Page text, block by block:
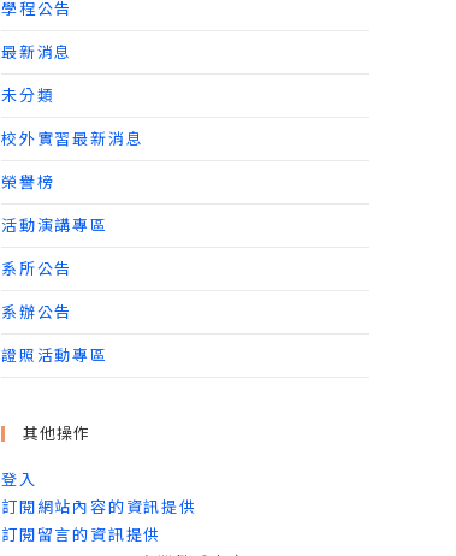
學程公告
最新消息
未分類
校外實習最新消息
榮譽榜
活動演講專區
系所公告
系辦公告
證照活動專區
其他操作
登入
訂閱網站內容的資訊提供
訂閱留言的資訊提供